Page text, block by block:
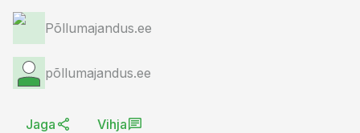
Põllumajandus.ee
põllumajandus.ee
Jaga Vihja